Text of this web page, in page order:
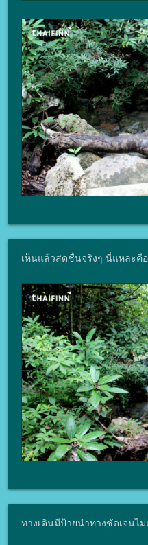
เห็นแล้วสดชื่นจริงๆ นี่แหละคื
ทางเดินมีป้ายนำทางชัดเจนไ